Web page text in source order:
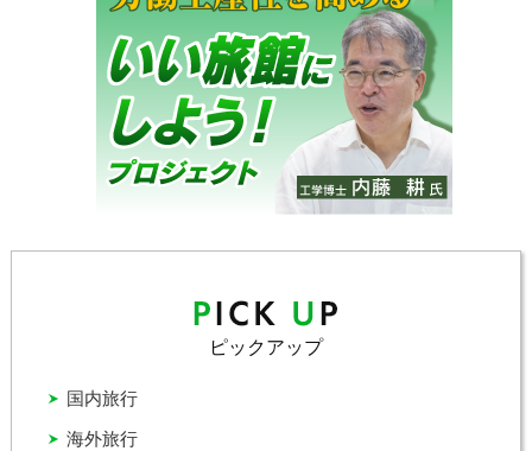
ピックアップ
国内旅行
海外旅行